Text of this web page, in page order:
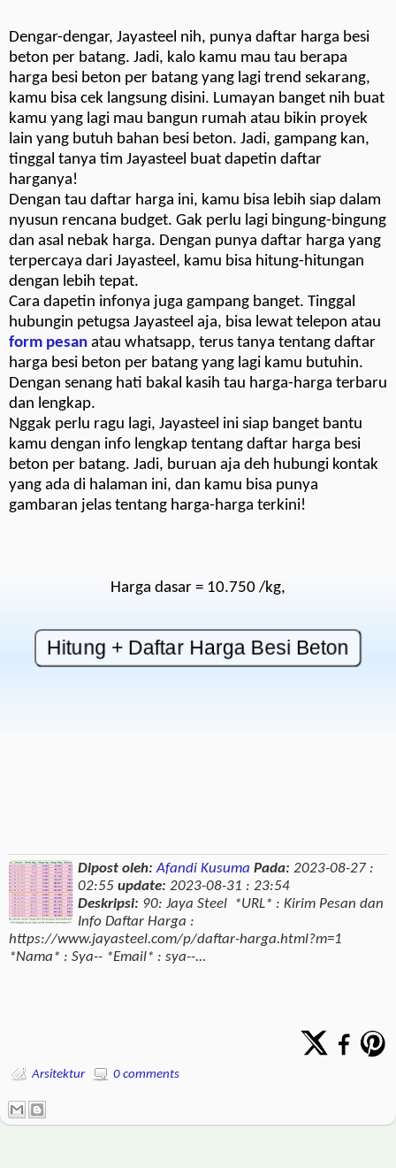
Dengar-dengar, Jayasteel nih, punya daftar harga besi
beton per batang. Jadi, kalo kamu mau tau berapa
harga besi beton per batang yang lagi trend sekarang,
kamu bisa cek langsung disini. Lumayan banget nih buat
kamu yang lagi mau bangun rumah atau bikin proyek
lain yang butuh bahan besi beton. Jadi, gampang kan,
tinggal tanya tim Jayasteel buat dapetin daftar
harganya!
Dengan tau daftar harga ini, kamu bisa lebih siap dalam
nyusun rencana budget. Gak perlu lagi bingung-bingung
dan asal nebak harga. Dengan punya daftar harga yang
terpercaya dari Jayasteel, kamu bisa hitung-hitungan
dengan lebih tepat.
Cara dapetin infonya juga gampang banget. Tinggal
hubungin petugsa Jayasteel aja, bisa lewat telepon atau
form pesan atau whatsapp, terus tanya tentang daftar
harga besi beton per batang yang lagi kamu butuhin.
Dengan senang hati bakal kasih tau harga-harga terbaru
dan lengkap.
Nggak perlu ragu lagi, Jayasteel ini siap banget bantu
kamu dengan info lengkap tentang daftar harga besi
beton per batang. Jadi, buruan aja deh hubungi kontak
yang ada di halaman ini, dan kamu bisa punya
gambaran jelas tentang harga-harga terkini!
Harga dasar = 10.750 /kg,
Dipost oleh: Afandi Kusuma Pada: 2023-08-27 :
02:55 update: 2023-08-31 : 23:54
Deskripsi: 90: Jaya Steel *URL* : Kirim Pesan dan
Info Daftar Harga :
https://www.jayasteel.com/p/daftar-harga.html?m=1
*Nama* : Sya-- *Email* : sya--...
Arsitektur 0 comments